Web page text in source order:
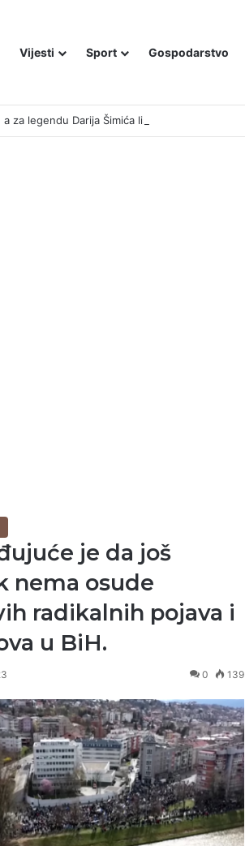
Vijesti Sport Gospodarstvo
za legendu Darija Šimića lisice i medijski linč
je da još
nema osude
radikalnih pojava i
u BiH.
0 139